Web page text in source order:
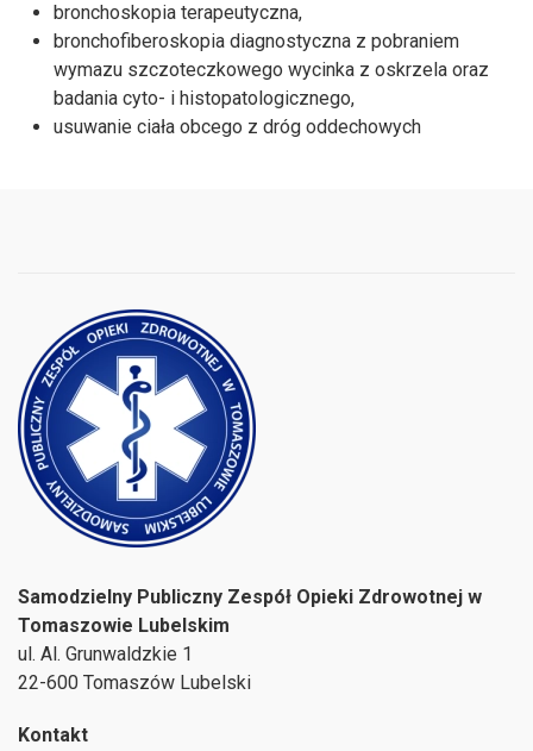
bronchoskopia terapeutyczna,
bronchofiberoskopia diagnostyczna z pobraniem
wymazu szczoteczkowego wycinka z oskrzela oraz
badania cyto- i histopatologicznego,
usuwanie ciała obcego z dróg oddechowych
Samodzielny Publiczny Zespół Opieki Zdrowotnej w
Tomaszowie Lubelskim
ul. Al. Grunwaldzkie 1
22-600 Tomaszów Lubelski
Kontakt